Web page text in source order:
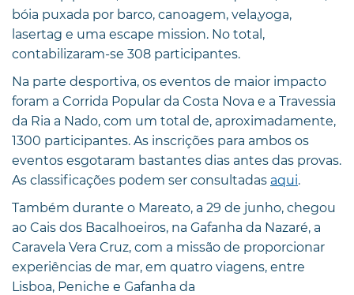
bóia puxada por barco, canoagem, vela,yoga,
lasertag e uma escape mission. No total,
contabilizaram-se 308 participantes.
Na parte desportiva, os eventos de maior impacto
foram a Corrida Popular da Costa Nova e a Travessia
da Ria a Nado, com um total de, aproximadamente,
1300 participantes. As inscrições para ambos os
eventos esgotaram bastantes dias antes das provas.
As classificações podem ser consultadas aqui.
Também durante o Mareato, a 29 de junho, chegou
ao Cais dos Bacalhoeiros, na Gafanha da Nazaré, a
Caravela Vera Cruz, com a missão de proporcionar
experiências de mar, em quatro viagens, entre
Lisboa, Peniche e Gafanha da